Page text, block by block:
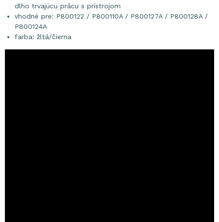
dlho trvajúcu prácu s prístrojom
vhodné pre: P800122 / P800110A / P800127A / P800128A /
P800124A
farba: žltá/čierna